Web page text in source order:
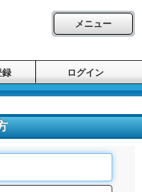
メニュー
録 ログイン